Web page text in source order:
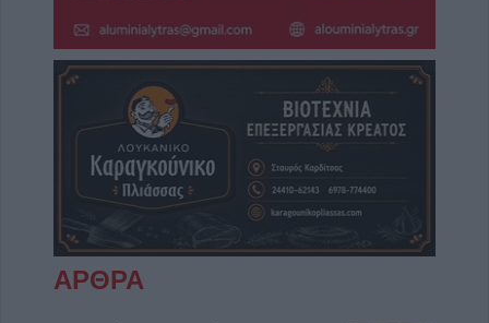
ΑΡΘΡΑ